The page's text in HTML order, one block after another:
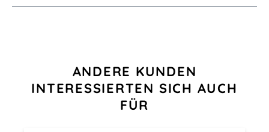
Produktgalerie überspringen
ANDERE KUNDEN
INTERESSIERTEN SICH AUCH
FÜR